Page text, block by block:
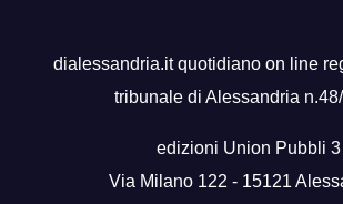
dialessandria.it quotidiano on line
tribunale di Alessandria
edizioni Union Pubbli 3
Via Milano 122 - 15121